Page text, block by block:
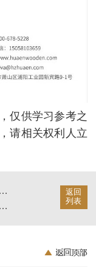
仅供学习参考之
请相关权利人立
返回
列表
厂家有话说【华恩衣架】
实木衣架衣架批发市场【华恩衣架】